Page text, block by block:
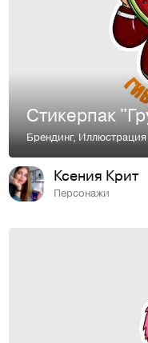
Брендинг,Иллюстрация
Ксения Крит
Персонажи